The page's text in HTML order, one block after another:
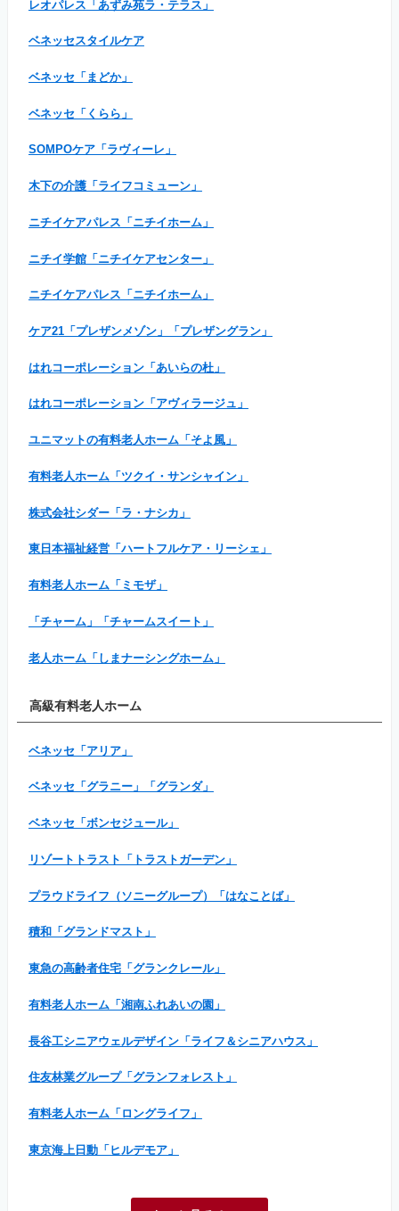
レオパレス「あずみ苑ラ・テラス」
ベネッセスタイルケア
ベネッセ「まどか」
ベネッセ「くらら」
SOMPOケア「ラヴィーレ」
木下の介護「ライフコミューン」
ニチイケアパレス「ニチイホーム」
ニチイ学館「ニチイケアセンター」
ニチイケアパレス「ニチイホーム」
ケア21「プレザンメゾン」「プレザングラン」
はれコーポレーション「あいらの杜」
はれコーポレーション「アヴィラージュ」
ユニマットの有料老人ホーム「そよ風」
有料老人ホーム「ツクイ・サンシャイン」
株式会社シダー「ラ・ナシカ」
東日本福祉経営「ハートフルケア・リーシェ」
有料老人ホーム「ミモザ」
「チャーム」「チャームスイート」
老人ホーム「しまナーシングホーム」
高級有料老人ホーム
ベネッセ「アリア」
ベネッセ「グラニー」「グランダ」
ベネッセ「ボンセジュール」
リゾートトラスト「トラストガーデン」
プラウドライフ（ソニーグループ）「はなことば」
積和「グランドマスト」
東急の高齢者住宅「グランクレール」
有料老人ホーム「湘南ふれあいの園」
長谷工シニアウェルデザイン「ライフ＆シニアハウス」
住友林業グループ「グランフォレスト」
有料老人ホーム「ロングライフ」
東京海上日動「ヒルデモア」